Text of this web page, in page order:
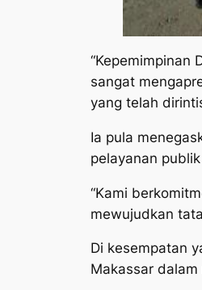
“Kepemimpinan
sangat
yang telah
Ia pula
pelayanan
“Kami
mewujudkan
Di kesempatan
Makassar